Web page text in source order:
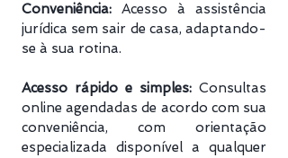
Conveniência: Acesso à assistência
jurídica sem sair de casa, adaptando-
se à sua rotina.
Acesso rápido e simples: Consultas
online agendadas de acordo com sua
conveniência, com orientação
especializada disponível a qualquer